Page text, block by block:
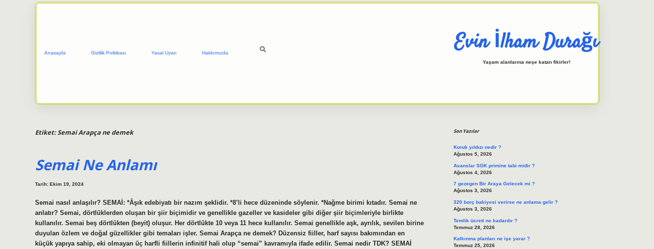
Anasayfa Gizlilik Politikası Yasal Uyarı Hakkımızda Evin İlham Durağı
Yaşam alanlarına neşe katan fikirler!
Etiket:Semai Arapça ne demek
Semai Ne Anlamı
Tarih: Ekim 19, 2024
Semai nasıl anlaşılır? SEMAİ: *Âşık edebiyatı bir nazım şeklidir. *8’li hece düzeninde söylenir. *Nağme birimi kıtadır. Semai ne
anlatır? Semai, dörtlüklerden oluşan bir şiir biçimidir ve genellikle gazeller ve kasideler gibi diğer şiir biçimleriyle birlikte
kullanılır. Semai beş dörtlükten (beyit) oluşur. Her dörtlükte 10 veya 11 hece kullanılır. Semai genellikle aşk, ayrılık, sevilen birine
duyulan özlem ve doğal güzellikler gibi temaları işler. Semai Arapça ne demek? Düzensiz fiiller, harf sayısı bakımından en
küçük yapıya sahip, eki olmayan üç harfli fiillerin infinitif hali olup “semai” kavramıyla ifade edilir. Semai nedir TDK? SEMAİ
Son Yazılar
Koruk yıldızı nedir ?
Ağustos 5, 2026
Avanslar SGK primine tabi midir ?
Ağustos 4, 2026
7 gezegen Bir Araya Gelecek mi ?
Ağustos 3, 2026
320 borç bakiyesi verirse ne anlama gelir ?
Ağustos 3, 2026
Temlik ücreti ne kadardır ?
Temmuz 28, 2026
Kalkınma planları ne işe yarar ?
Temmuz 25, 2026